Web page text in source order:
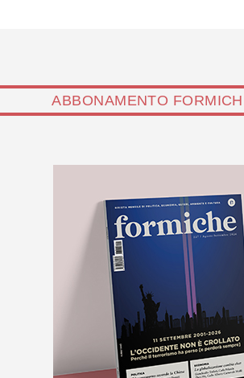
ABBONAMENTO